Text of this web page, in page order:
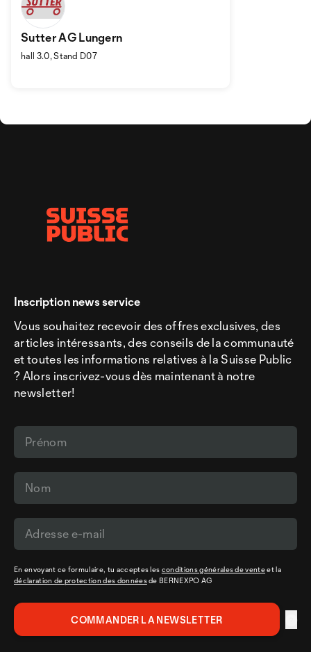
Sutter AG Lungern
hall 3.0, Stand D07
Inscription news service
Vous souhaitez recevoir des offres exclusives, des
articles intéressants, des conseils de la communauté
et toutes les informations relatives à la Suisse Public
? Alors inscrivez-vous dès maintenant à notre
newsletter!
En envoyant ce formulaire, tu acceptes les conditions générales de venteet la
déclaration de protection des donnéesde BERNEXPO AG